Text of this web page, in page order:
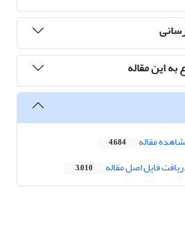
به این مقاله
مقاله 4,684
فایل اصل مقاله 3,010